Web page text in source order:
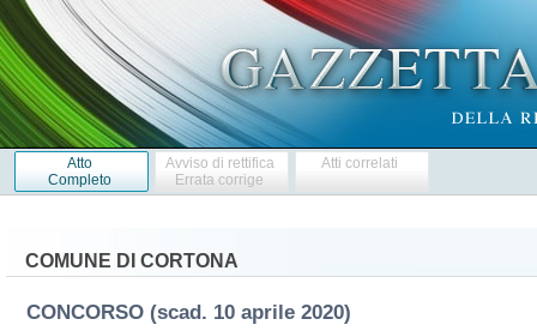
Atto
Completo
Avviso di rettifica
Errata corrige
Atti correlati
COMUNE DI CORTONA
CONCORSO (scad. 10 aprile 2020)